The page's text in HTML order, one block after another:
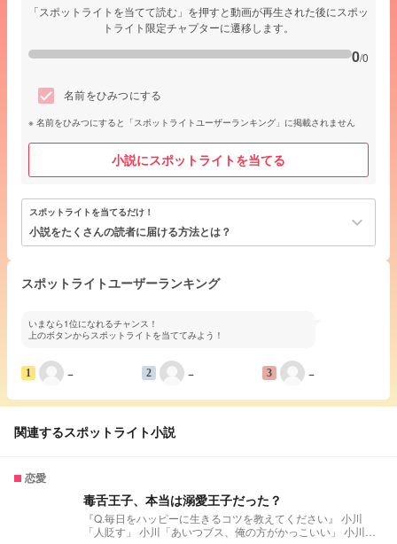
「スポットライトを当てて読む」を押すと動画が再生された後にスポッ
トライト限定チャプターに遷移します。
0/0
名前をひみつにする
名前をひみつにすると「スポットライトユーザーランキング」に掲載されません
小説にスポットライトを当てる
スポットライトを当てるだけ！
小説をたくさんの読者に届ける方法とは？ keyboard_arrow_down
スポットライトユーザーランキング
いまなら1位になれるチャンス！
上のボタンからスポットライトを当ててみよう！
1 − 2 − 3 −
関連するスポットライト小説
恋愛
毒舌王子、本当は溺愛王子だった？
『Q.毎日をハッピーに生きるコツを教えてください』 小川
「人貶す」 小川「あいつブス、俺の方がかっこいい」 小川